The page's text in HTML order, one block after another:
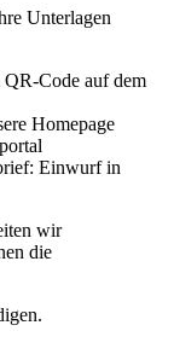
Unterlagen
Code auf dem
Homepage
Einwurf in
wir
die